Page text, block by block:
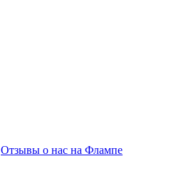
Отзывы о нас на Флампе